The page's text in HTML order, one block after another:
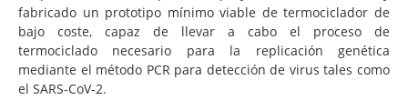
fabricado un prototipo mínimo viable de termociclador de
bajo coste, capaz de llevar a cabo el proceso de
termociclado necesario para la replicación genética
mediante el método PCR para detección de virus tales como
el SARS-CoV-2.